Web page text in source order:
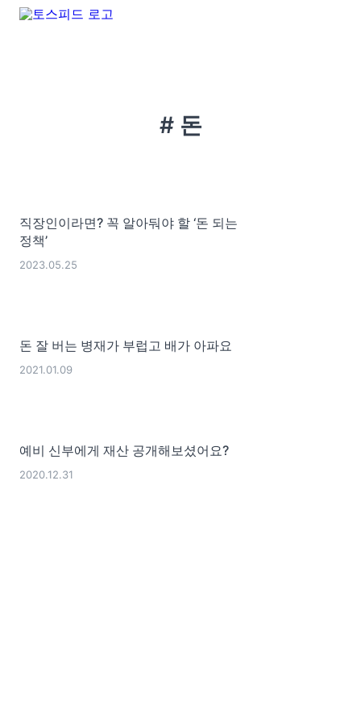
# 돈
직장인이라면? 꼭 알아둬야 할 ‘돈 되는
정책’
2023.05.25
돈 잘 버는 병재가 부럽고 배가 아파요
2021.01.09
예비 신부에게 재산 공개해보셨어요?
2020.12.31